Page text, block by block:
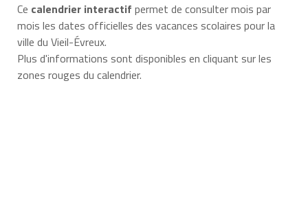
Ce calendrier interactif permet de consulter mois par
mois les dates officielles des vacances scolaires pour la
ville du Vieil-Évreux.
Plus d'informations sont disponibles en cliquant sur les
zones rouges du calendrier.